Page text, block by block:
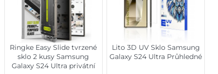
Ringke Easy Slide tvrzené
sklo 2 kusy Samsung
Galaxy S24 Ultra privátní
Lito 3D UV Sklo Samsung
Galaxy S24 Ultra Průhledné